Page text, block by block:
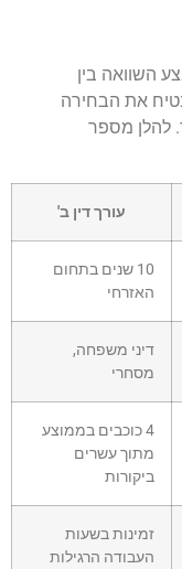
השוואה בין
את הבחירה
להלן מספר
עורך דין ב'
10 שנים בתחום
האזרחי
דיני משפחה,
מסחרי
4 כוכבים בממוצע
מתוך עשרים
ביקורות
זמינות בשעות
העבודה הרגילות